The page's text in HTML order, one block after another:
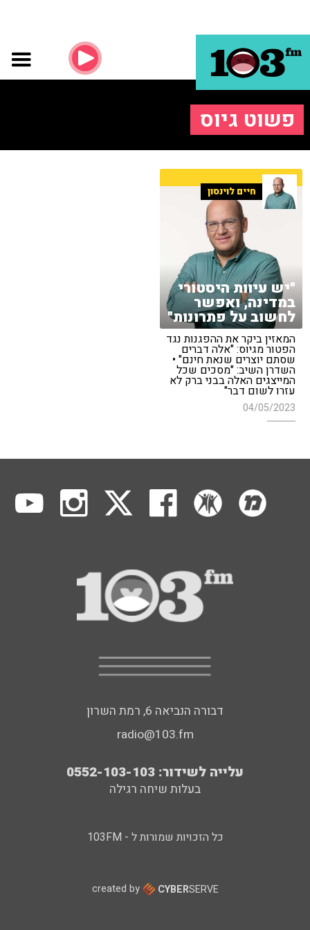
פשוט גיוס
חיים לוינסון
"יש עיוות היסטורי
במדינה, ואפשר
לחשוב על פתרונות"
המאזין ביקר את ההפגנות נגד
הפטור מגיוס: "אלה דברים
שסתם יוצרים שנאת חינם" •
השדרן השיב: "מסכים שכל
המייצגים האלה בבני ברק לא
עזרו לשום דבר"
04/05/2023
דבורה הנביאה 6, רמת השרון
radio@103.fm
עלייה לשידור: 0552-103-103
בעלות שיחה רגילה
כל הזכויות שמורות ל - 103FM
created by CYBERSERVE